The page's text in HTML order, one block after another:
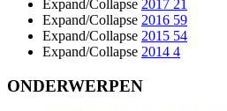
Expand/Collapse 2017 21
Expand/Collapse 2016 59
Expand/Collapse 2015 54
Expand/Collapse 2014 4
ONDERWERPEN